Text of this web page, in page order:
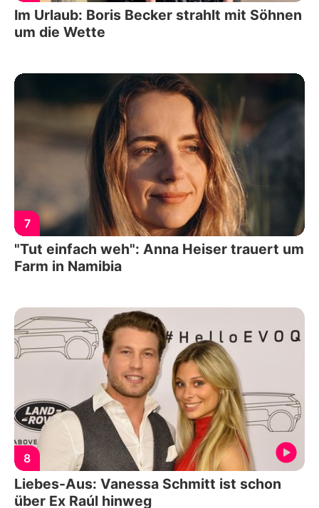
Im Urlaub: Boris Becker strahlt mit Söhnen
um die Wette
7
"Tut einfach weh": Anna Heiser trauert um
Farm in Namibia
8
Liebes-Aus: Vanessa Schmitt ist schon
über Ex Raúl hinweg